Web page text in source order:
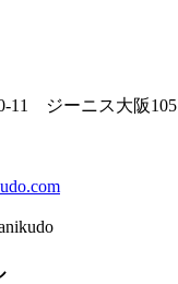
11 ジーニス大阪105